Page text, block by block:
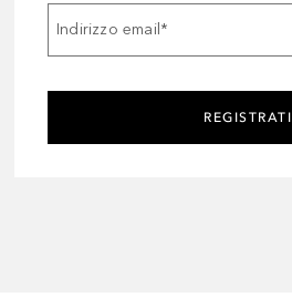
Indirizzo email*
REGISTRATI